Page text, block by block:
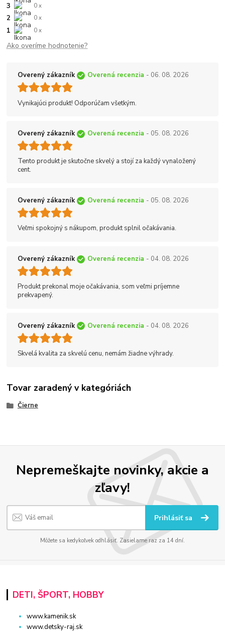
3 0 x
2 0 x
1 0 x
Ako overíme hodnotenie?
Overený zákazník Overená recenzia - 06. 08. 2026
Vynikajúci produkt! Odporúčam všetkým.
Overený zákazník Overená recenzia - 05. 08. 2026
Tento produkt je skutočne skvelý a stojí za každý vynaložený
cent.
Overený zákazník Overená recenzia - 05. 08. 2026
Veľmi spokojný s nákupom, produkt splnil očakávania.
Overený zákazník Overená recenzia - 04. 08. 2026
Produkt prekonal moje očakávania, som veľmi príjemne
prekvapený.
Overený zákazník Overená recenzia - 04. 08. 2026
Skvelá kvalita za skvelú cenu, nemám žiadne výhrady.
Tovar zaradený v kategóriách
Čierne
Nepremeškajte novinky, akcie a
zľavy!
Prihlásiť sa
Môžete sa kedykoľvek odhlásiť. Zasielame raz za 14 dní.
DETI, ŠPORT, HOBBY
www.kamenik.sk
www.detsky-raj.sk